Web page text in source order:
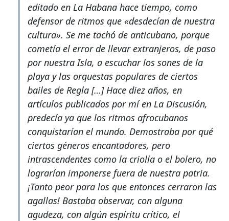
editado en La Habana hace tiempo, como
defensor de ritmos que «desdecían de nuestra
cultura». Se me tachó de anticubano, porque
cometía el errorde llevar extranjeros, de paso
por nuestra Isla, a escuchar los sones de la
playa y las orquestas populares de ciertos
bailes de Regla […] Hace diez años, en
artículos publicados por mí en La Discusión,
predecía ya que los ritmos afrocubanos
conquistarían el mundo. Demostraba por qué
ciertos géneros encantadores, pero
intrascendentes como la criolla o el bolero, no
lograrían imponerse fuera de nuestra patria.
¡Tanto peor para los que entonces cerraron las
agallas! Bastaba observar, con alguna
agudeza, con algún espíritu crítico, el